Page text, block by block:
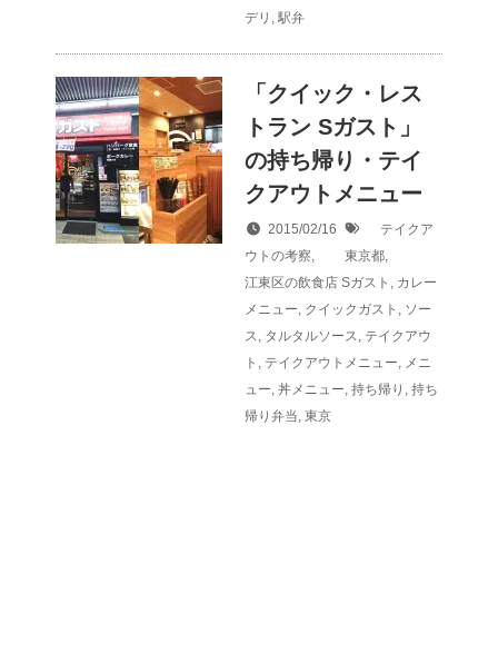
デリ , 駅弁
「クイック・レス
トラン Sガスト」
の持ち帰り・テイ
クアウトメニュー
2015/02/16
テイクア
ウトの考察, 東京都,
江東区の飲食店 Sガスト , カレー
メニュー, クイックガスト , ソー
ス, タルタルソース, テイクアウ
ト , テイクアウトメニュー, メニ
ュー, 丼メニュー, 持ち帰り , 持ち
帰り弁当, 東京